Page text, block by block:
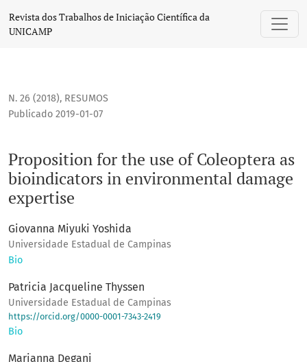
Proposition for the use of Coleoptera as bioindicators in
Revista dos Trabalhos de Iniciação Científica da
UNICAMP
N. 26 (2018), RESUMOS
Proposition for the use of Coleoptera as
bioindicators in environmental damage
expertise
Publicado 2019-01-07
Giovanna Miyuki Yoshida
Universidade Estadual de Campinas
Bio
Patricia Jacqueline Thyssen
Universidade Estadual de Campinas
https://orcid.org/0000-0001-7343-2419
Bio
Marianna Degani